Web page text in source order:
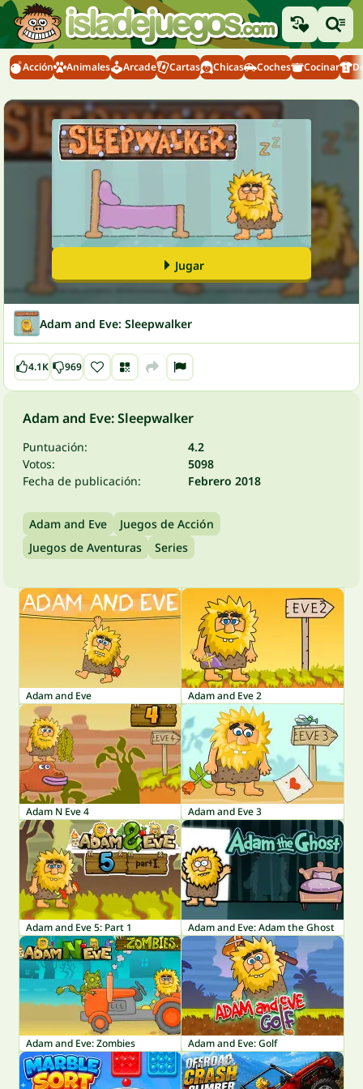
Acción Animales Arcade Cartas Chicas Coches Cocinar
Jugar
Adam and Eve: Sleepwalker
4.1K 969
Adam and Eve: Sleepwalker
Puntuación:
4.2
Votos:
5098
Fecha de publicación:
Febrero 2018
Adam and Eve
Juegos de Acción
Juegos de Aventuras
Series
Adam and Eve Adam and Eve 2
Adam N Eve 4 Adam and Eve 3
Adam and Eve 5: Part 1 Adam and Eve: Adam the Ghost
Adam and Eve: Zombies Adam and Eve: Golf